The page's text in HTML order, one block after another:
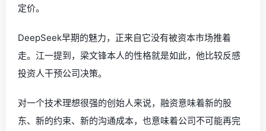
定价。
DeepSeek早期的魅力，正来自它没有被资本市场推着
走。江一提到，梁文锋本人的性格就是如此，他比较反感
投资人干预公司决策。
对一个技术理想很强的创始人来说，融资意味着新的股
东、新的约束、新的沟通成本，也意味着公司不可能再完